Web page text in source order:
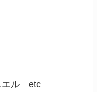
エル etc